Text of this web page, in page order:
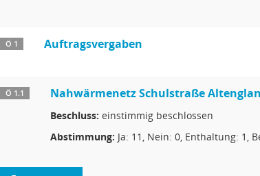
Ö 1 Auftragsvergaben
Ö 1.1 Nahwärmenetz Schulstraße
Beschluss: einstimmig beschlossen
Abstimmung: Ja: 11, Nein: 0, Enthaltung: 1,